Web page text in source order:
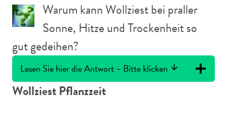
Warum kann Wollziest bei praller
Sonne, Hitze und Trockenheit so
gut gedeihen?
Lesen Sie hier die Antwort – Bitte klicken
Wollziest Pflanzzeit